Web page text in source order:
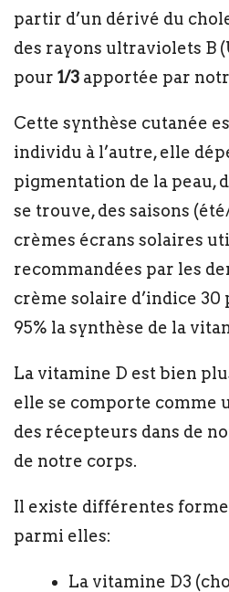
partir d’un dérivé du
des rayons ultraviolets B
pour 1/3 apportée par
Cette synthèse cutanée
individu à l’autre, elle
pigmentation de la peau,
se trouve, des saisons
crèmes écrans solaires
recommandées par les
crème solaire d’indice
95% la synthèse de la
La vitamine D est bien
elle se comporte comme
des récepteurs dans de
de notre corps.
Il existe différentes
parmi elles:
La vitamine D3